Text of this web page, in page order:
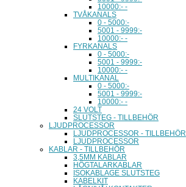
10000:- -
TVÅKANALS
0 - 5000:-
5001 - 9999:-
10000:- -
FYRKANALS
0 - 5000:-
5001 - 9999:-
10000:- -
MULTIKANAL
0 - 5000:-
5001 - 9999:-
10000:- -
24 VOLT
SLUTSTEG - TILLBEHÖR
LJUDPROCESSOR
LJUDPROCESSOR - TILLBEHÖR
LJUDPROCESSOR
KABLAR - TILLBEHÖR
3,5MM KABLAR
HÖGTALARKABLAR
ISOKABLAGE SLUTSTEG
KABELKIT